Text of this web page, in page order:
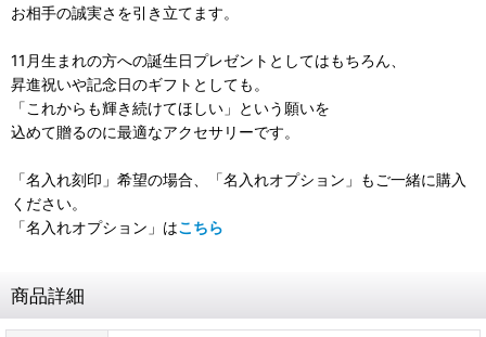
お相手の誠実さを引き立てます。
11月生まれの方への誕生日プレゼントとしてはもちろん、
昇進祝いや記念日のギフトとしても。
「これからも輝き続けてほしい」という願いを
込めて贈るのに最適なアクセサリーです。
「名入れ刻印」希望の場合、「名入れオプション」もご一緒に購入
ください。
「名入れオプション」はこちら
商品詳細